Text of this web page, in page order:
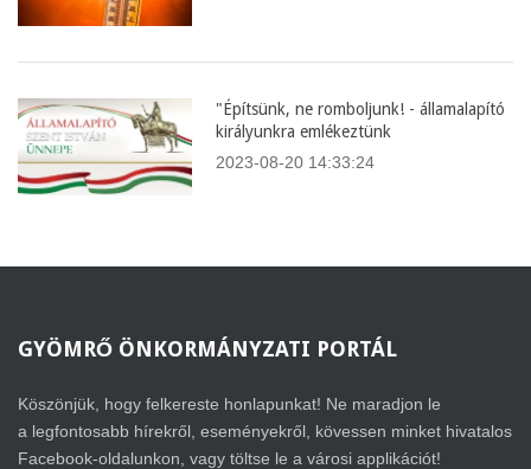
"Építsünk, ne romboljunk! - államalapító
királyunkra emlékeztünk
2023-08-20 14:33:24
GYÖMRŐ ÖNKORMÁNYZATI PORTÁL
Köszönjük, hogy felkereste honlapunkat! Ne maradjon le
a legfontosabb hírekről, eseményekről, kövessen minket hivatalos
Facebook-oldalunkon, vagy töltse le a városi applikációt!